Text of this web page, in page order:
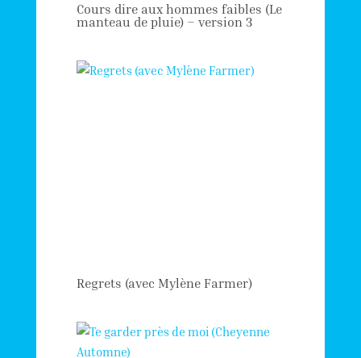
Cours dire aux hommes faibles (Le
manteau de pluie) – version 3
Regrets (avec Mylène Farmer)